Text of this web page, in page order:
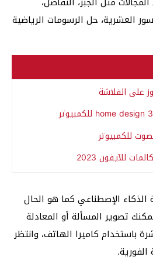
العشرية، حل الرسومات الرياضية
على الفلاشة
للكمبيوتر
للآيفون 2023
الإصطناعي كما هو الحال
تصوير المسألة أو المعادلة
باستخدام كاميرا الهاتف، وانتظر